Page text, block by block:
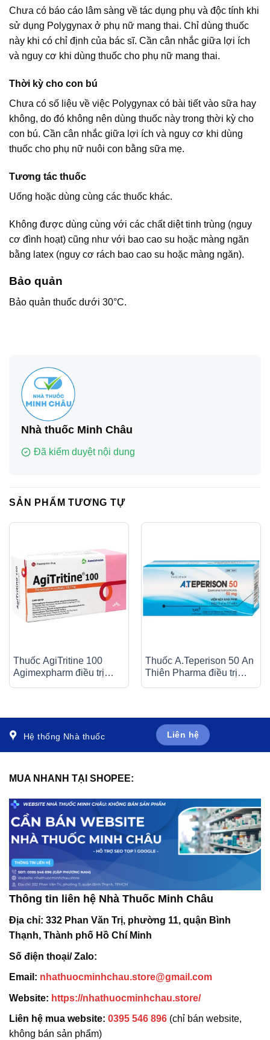
Chưa có báo cáo lâm sàng về tác dụng phụ và độc tính khi
sử dụng Polygynax ở phụ nữ mang thai. Chỉ dùng thuốc
này khi có chỉ định của bác sĩ. Cần cân nhắc giữa lợi ích
và nguy cơ khi dùng thuốc cho phụ nữ mang thai.
Thời kỳ cho con bú
Chưa có số liệu về việc Polygynax có bài tiết vào sữa hay
không, do đó không nên dùng thuốc này trong thời kỳ cho
con bú. Cần cân nhắc giữa lợi ích và nguy cơ khi dùng
thuốc cho phụ nữ nuôi con bằng sữa mẹ.
Tương tác thuốc
Uống hoặc dùng cùng các thuốc khác.
Không được dùng cùng với các chất diệt tinh trùng (nguy
cơ đình hoạt) cũng như với bao cao su hoặc màng ngăn
bằng latex (nguy cơ rách bao cao su hoặc màng ngăn).
Bảo quản
Bảo quản thuốc dưới 30°C.
Nhà thuốc Minh Châu
Đã kiểm duyệt nội dung
SẢN PHẨM TƯƠNG TỰ
Thuốc AgiTritine 100
Agimexpharm điều trị
x 10 viên)
Thuốc A.Teperison 50 An
Thiên Pharma điều trị
Hệ thống Nhà thuốc Liên hệ
MUA NHANH TẠI SHOPEE:
Thông tin liên hệ Nhà Thuốc Minh Châu
Địa chỉ: 332 Phan Văn Trị, phường 11, quận Bình
Thạnh, Thành phố Hồ Chí Minh
Số điện thoại/ Zalo:
Email: nhathuocminhchau.store@gmail.com
Website: https://nhathuocminhchau.store/
Liên hệ mua website: 0395 546 896 (chỉ bán website,
không bán sản phẩm)